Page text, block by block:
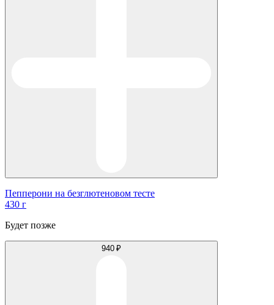
Пепперони на безглютеновом тесте
430 г
Будет позже
940 ₽